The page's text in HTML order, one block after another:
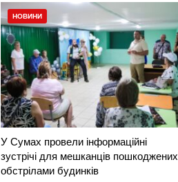
НОВИНИ
У Сумах провели інформаційні
зустрічі для мешканців пошкоджених
обстрілами будинків